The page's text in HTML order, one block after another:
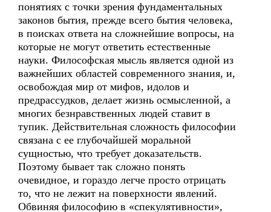
понятиях с точки зрения фундаментальных
законов бытия, прежде всего бытия человека,
в поисках ответа на сложнейшие вопросы, на
которые не могут ответить естественные
науки. Философская мысль является одной из
важнейших областей современного знания, и,
освобождая мир от мифов, идолов и
предрассудков, делает жизнь осмысленной, а
многих безнравственных людей ставит в
тупик. Действительная сложность философии
связана с ее глубочайшей моральной
сущностью, что требует доказательств.
Поэтому бывает так сложно понять
очевидное, и гораздо легче просто отрицать
то, что не лежит на поверхности явлений.
Обвиняя философию в «спекулятивности»,